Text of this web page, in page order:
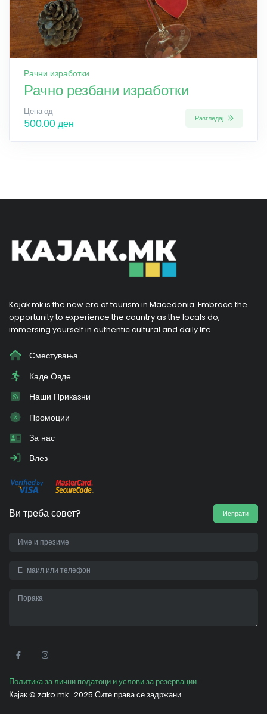
Рачни изработки
Рачно резбани изработки
Цена од
500.00 ден Разгледај
Kajak.mk is the new era of tourism in Macedonia. Embrace the
opportunity to experience the country as the locals do,
immersing yourself in authentic cultural and daily life.
Сместувања
Каде Овде
Наши Приказни
Промоции
За нас
Влез
Ви треба совет? Испрати
Политика за лични податоци и услови за резервации
Кајак © zako.mk 2025 Сите права се задржани